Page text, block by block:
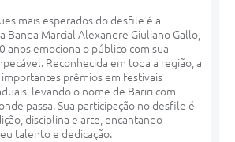
mais esperados do desfile é a
Banda Marcial Alexandre Giuliano Gallo,
anos emociona o público com sua
Reconhecida em toda a região, a
importantes prêmios em festivais
levando o nome de Bariri com
passa. Sua participação no desfile é
disciplina e arte, encantando
talento e dedicação.